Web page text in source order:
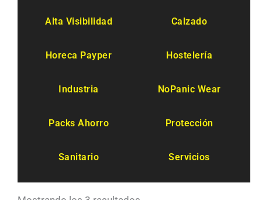
Alta Visibilidad Calzado
Horeca Payper Hostelería
Industria NoPanic Wear
Packs Ahorro Protección
Sanitario Servicios